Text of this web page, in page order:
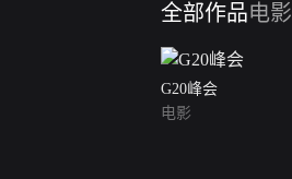
全部作品电影
G20峰会
电影